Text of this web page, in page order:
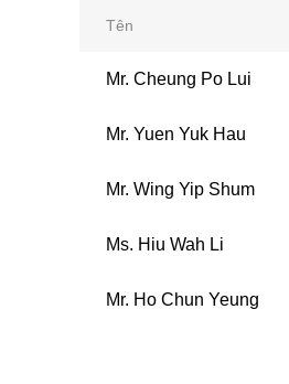
Tên
Mr. Cheung Po Lui
Mr. Yuen Yuk Hau
Mr. Wing Yip Shum
Ms. Hiu Wah Li
Mr. Ho Chun Yeung